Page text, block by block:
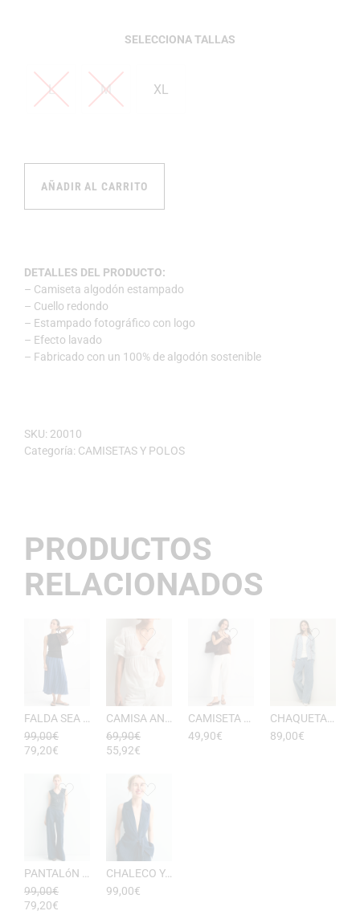
TALLAS
L M XL
AÑADIR AL CARRITO
DETALLES DEL PRODUCTO:
– Camiseta algodón estampado
– Cuello redondo
– Estampado fotográfico con logo
– Efecto lavado
– Fabricado con un 100% de algodón sostenible
SKU: 20010
Categoría: CAMISETAS Y POLOS
PRODUCTOS
RELACIONADOS
99,00€
79,20€
69,90€
55,92€
49,90€
89,00€
PANTALóN YUKATA MUJER RAYAS DE ESEOESE
99,00€
79,20€
CHALECO YUKATA MUJER DE RAYAS ESEOESE
99,00€